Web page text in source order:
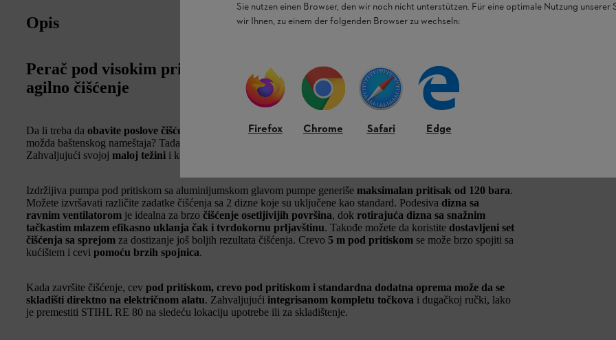
Opis
Perač pod visokim pritiskom RE 80: snažna mašina za jednostavno i
agilno čišćenje
Da li treba da obavite poslove čišćenja
u kući ili da očistite manje površine u bašti poput terasa, stepenica ili
možda baštenskog nameštaja? Tada je STIHL RE 80 električni čistač pod pritiskom savršena opcija.
Zahvaljujući svojoj maloj težini i kompaktnom dizajnu, STIHL RE 80 je
Izdržljiva pumpa pod pritiskom sa aluminijumskom glavom pumpe generiše maksimalan pritisak od 120 bara.
Možete izvršavati različite zadatke čišćenja sa 2 dizne koje su uključene kao standard. Podesiva dizna sa
ravnim ventilatorom je idealna za brzo čišćenje osetljivijih površina, dok rotirajuća dizna sa snažnim
tačkastim mlazem efikasno uklanja čak i tvrdokornu prljavštinu. Takođe možete da koristite dostavljeni set
čišćenja sa sprejom za dostizanje još boljih rezultata čišćenja. Crevo 5 m pod pritiskom se može brzo spojiti sa
kućištem i cevi pomoću brzih spojnica.
Kada završite čišćenje, cev pod pritiskom, crevo pod pritiskom i standardna dodatna oprema može da se
skladišti direktno na električnom alatu. Zahvaljujući integrisanom kompletu točkova i dugačkoj ručki, lako
je premestiti STIHL RE 80 na sledeću lokaciju upotrebe ili za skladištenje.
Sie nutzen einen Browser, den wir noch nicht unterstützen. Für eine optimale Nutzung unserer
wir Ihnen, zu einem der folgenden Browser zu wechseln:
Firefox Chrome Safari Edge